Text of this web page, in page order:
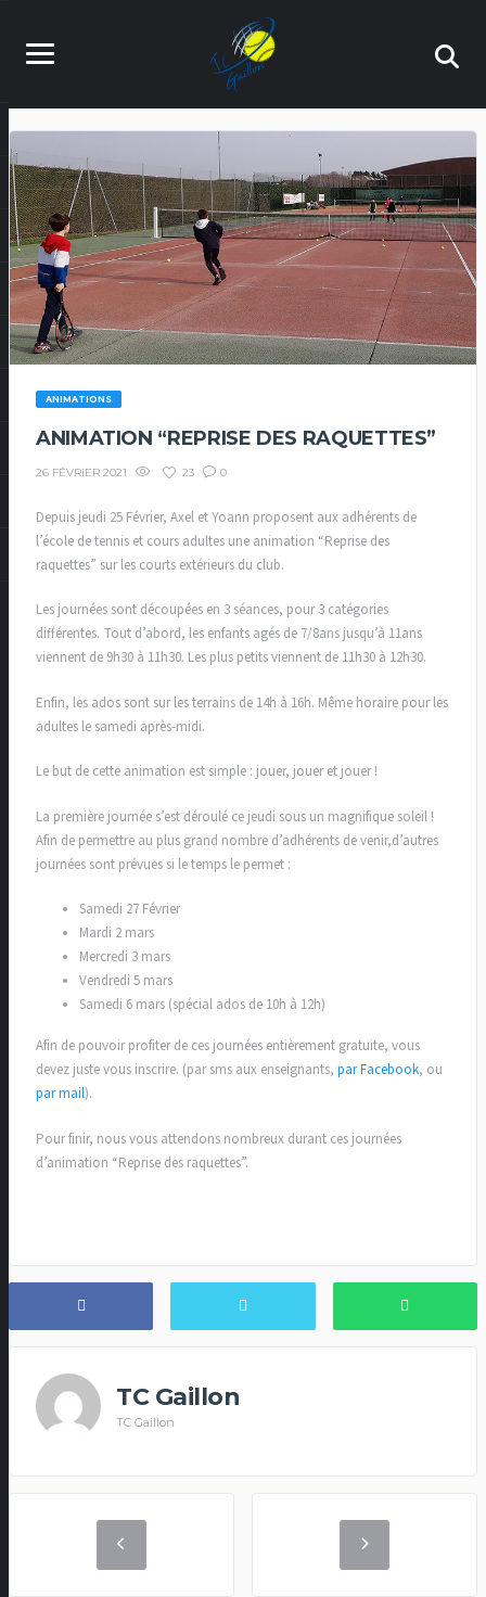
ANIMATIONS
ANIMATION “REPRISE DES RAQUETTES”
26 FÉVRIER 2021 23 0
Depuis jeudi 25 Février, Axel et Yoann proposent aux adhérents de
l’école de tennis et cours adultes une animation “Reprise des
raquettes” sur les courts extérieurs du club.
Les journées sont découpées en 3 séances, pour 3 catégories
différentes. Tout d’abord, les enfants agés de 7/8ans jusqu’à 11ans
viennent de 9h30 à 11h30. Les plus petits viennent de 11h30 à 12h30.
Enfin, les ados sont sur les terrains de 14h à 16h. Même horaire pour les
adultes le samedi après-midi.
Le but de cette animation est simple : jouer, jouer et jouer !
La première journée s’est déroulé ce jeudi sous un magnifique soleil !
Afin de permettre au plus grand nombre d’adhérents de venir,d’autres
journées sont prévues si le temps le permet :
Samedi 27 Février
Mardi 2 mars
Mercredi 3 mars
Vendredi 5 mars
Samedi 6 mars (spécial ados de 10h à 12h)
Afin de pouvoir profiter de ces journées entièrement gratuite, vous
devez juste vous inscrire. (par sms aux enseignants, par Facebook, ou
par mail).
Pour finir, nous vous attendons nombreux durant ces journées
d’animation “Reprise des raquettes”.
TC Gaillon
TC Gaillon